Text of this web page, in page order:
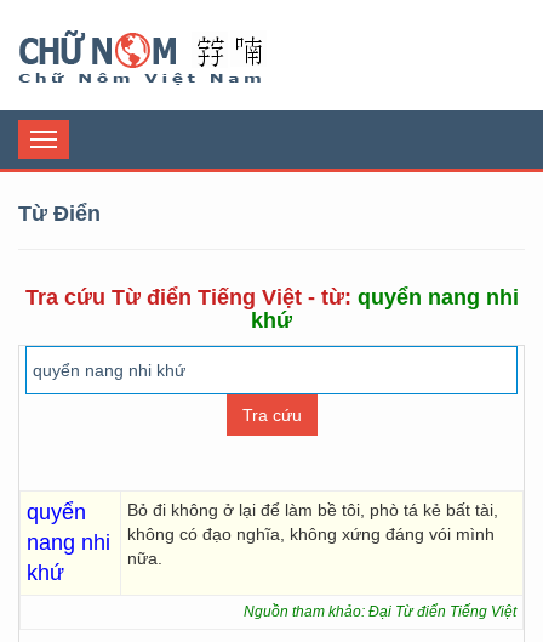
Toggle
navigation
Từ Điển
Tra cứu Từ điển Tiếng Việt - từ: quyển nang nhi
khứ
quyển
nang nhi
khứ
Bỏ đi không ở lại để làm bề tôi, phò tá kẻ bất tài,
không có đạo nghĩa, không xứng đáng vói mình
nữa.
Nguồn tham khảo: Đại Từ điển Tiếng Việt